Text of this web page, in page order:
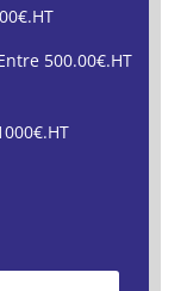
500.00€.HT